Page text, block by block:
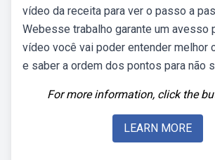
vídeo da receita para ver o passo a
Webesse trabalho garante um avesso
vídeo você vai poder entender melhor
e saber a ordem dos pontos para não
For more information, click the
LEARN MORE